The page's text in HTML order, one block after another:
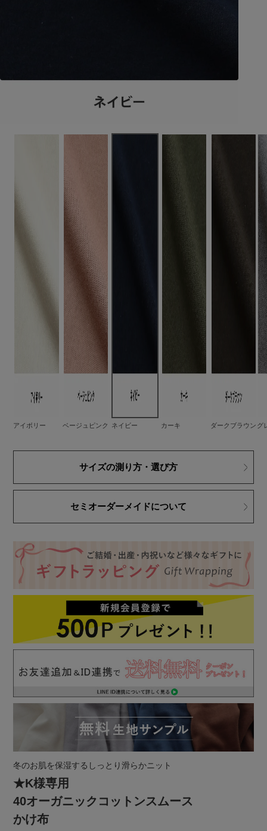
アイボリー ベージュピンク ネイビー カーキ ダークブラウン グ
サイズの測り方・選び方
セミオーダーメイドについて
冬のお肌を保湿するしっとり滑らかニット
★K様専用
40オーガニックコットンスムース
かけ布